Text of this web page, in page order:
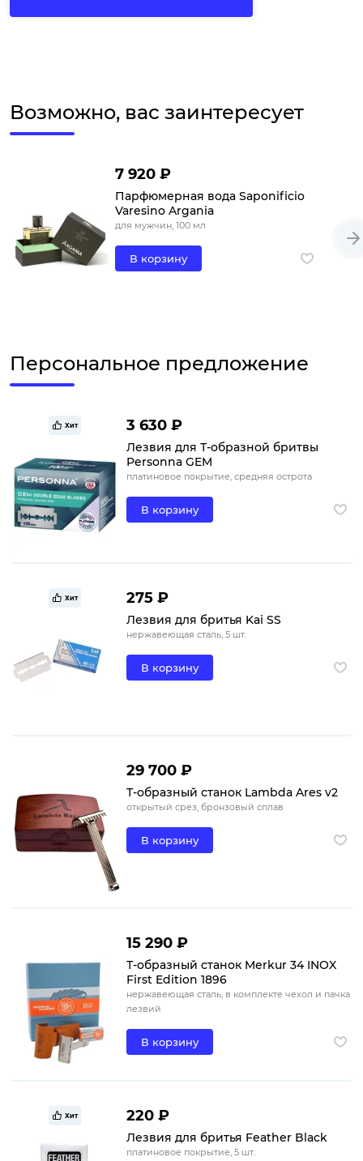
Возможно, вас заинтересует
7 920 ₽
Парфюмерная вода Saponificio
Varesino Argania
для мужчин, 100 мл
В корзину
Персональное предложение
Хит 3 630 ₽
Лезвия для Т-образной бритвы
Personna GEM
платиновое покрытие, средняя острота
В корзину
Хит 275 ₽
Лезвия для бритья Kai SS
нержавеющая сталь, 5 шт.
В корзину
29 700 ₽
Т-образный станок Lambda Ares v2
открытый срез, бронзовый сплав
В корзину
15 290 ₽
Т-образный станок Merkur 34 INOX
First Edition 1896
нержавеющая сталь, в комплекте чехол и пачка
лезвий
В корзину
Хит 220 ₽
Лезвия для бритья Feather Black
платиновое покрытие, 5 шт.